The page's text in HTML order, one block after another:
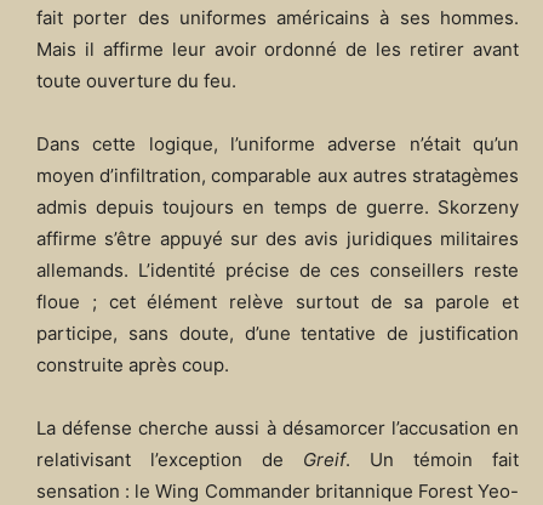
fait porter des uniformes américains à ses hommes.
Mais il affirme leur avoir ordonné de les retirer avant
toute ouverture du feu.
Dans cette logique, l’uniforme adverse n’était qu’un
moyen d’infiltration, comparable aux autres stratagèmes
admis depuis toujours en temps de guerre. Skorzeny
affirme s’être appuyé sur des avis juridiques militaires
allemands. L’identité précise de ces conseillers reste
floue ; cet élément relève surtout de sa parole et
participe, sans doute, d’une tentative de justification
construite après coup.
La défense cherche aussi à désamorcer l’accusation en
relativisant l’exception de Greif. Un témoin fait
sensation : le Wing Commander britannique Forest Yeo-